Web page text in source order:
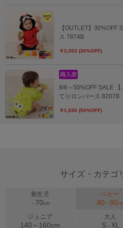
【OUTLET】30%OFF
ス 7874B
￥3,003 (30%OFF)
8/6～50%OFF SALE 【
てりロンパース 8207B
￥1,650 (50%OFF)
サイズ・カテゴ
新生児
～ 70cm
ベビー
80 ～90
ジュニア
140～ 160cm
大人
S～XL